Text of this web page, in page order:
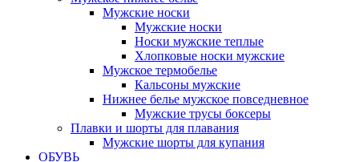
Мужские носки
Мужские носки
Носки мужские теплые
Хлопковые носки мужские
Мужское термобелье
Кальсоны мужские
Нижнее белье мужское повседневное
Мужские трусы боксеры
Плавки и шорты для плавания
Мужские шорты для купания
ОБУВЬ